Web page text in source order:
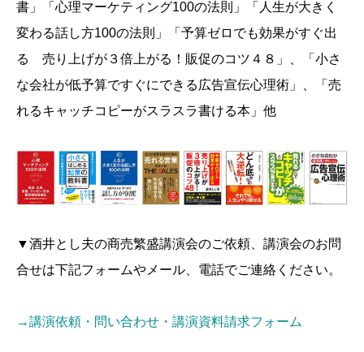
書」「心理マーケティング100の法則」「人生が大きく
変わる話し方100の法則」「予算ゼロでも効果がすぐ出
る 売り上げが３倍上がる！販促のコツ４８」、「小さ
な会社が低予算ですぐにできる広告宣伝心理術」、「売
れるキャッチコピーがスラスラ書ける本」他
▼酒井とし夫の商売繁盛講演会のご依頼、講演会のお問
合せは下記フォームやメール、電話でご連絡ください。
→講演依頼・問い合わせ・講演資料請求フォーム